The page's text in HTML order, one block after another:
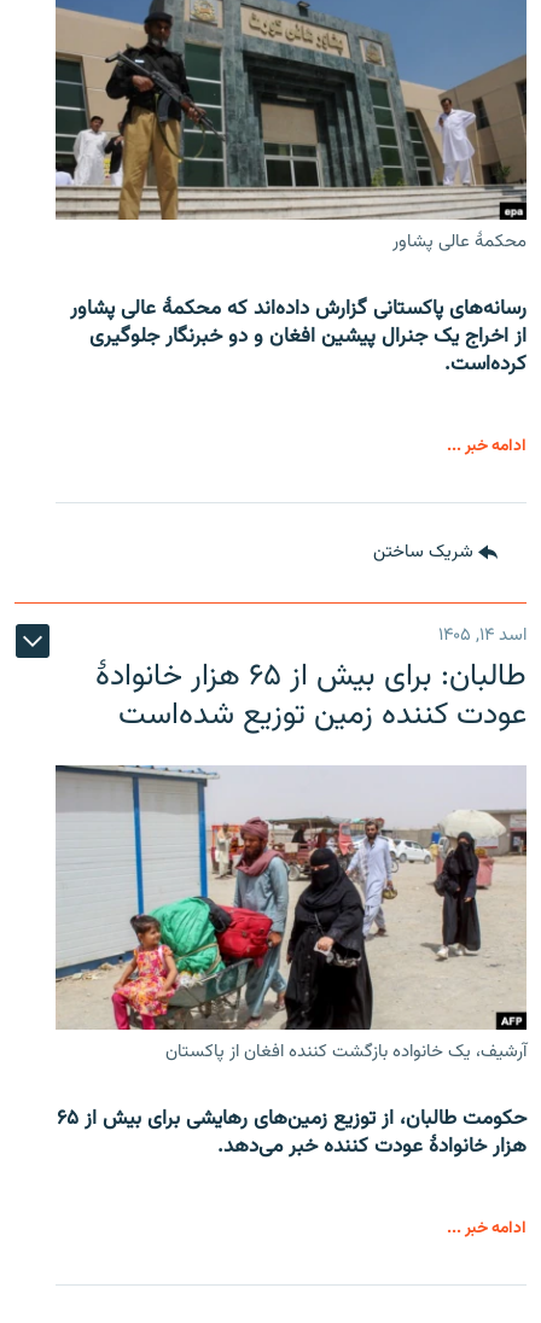
محکمۀ عالی پشاور
رسانه‌های پاکستانی گزارش داده‌اند که محکمۀ عالی پشاور
از اخراج یک جنرال پیشین افغان و دو خبرنگار جلوگیری
کرده‌است.
ادامه خبر ...
شریک ساختن
اسد ۱۴, ۱۴۰۵
طالبان: برای بیش از ۶۵ هزار خانوادۀ
عودت کننده زمین توزیع شده‌است
آرشیف، یک خانواده بازگشت کننده افغان از پاکستان
حکومت طالبان، از توزیع زمین‌های رهایشی برای بیش از ۶۵
هزار خانوادۀ عودت کننده خبر می‌دهد.
ادامه خبر ...